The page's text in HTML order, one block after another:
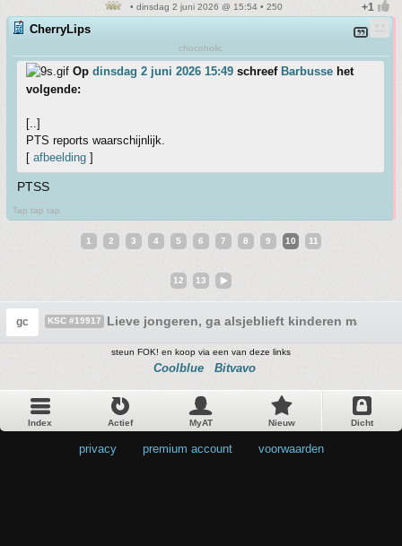
• dinsdag 2 juni 2026 @ 15:54 • 250
CherryLips
chocoholic
Op dinsdag 2 juni 2026 15:49 schreef Barbusse het
volgende:
[..]
PTS reports waarschijnlijk.
[ afbeelding ]
PTSS
Tap tap tap
1 2 3 4 5 6 7 8 9 10 11
12 13
gc KSC #19917 Lieve jongeren, ga alsjeblieft kinderen maken
steun FOK! en koop via een van deze links
Coolblue Bitvavo
Index Actief MyAT Nieuw Dicht
privacy premium account voorwaarden